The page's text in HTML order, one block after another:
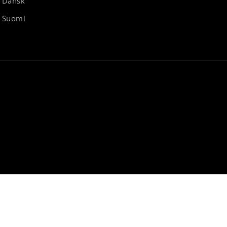
Suomi